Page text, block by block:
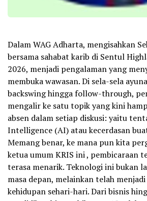
Dalam WAG Adharta, mengisahkan
bersama sahabat karib di Sentul
2026, menjadi pengalaman yang
membuka wawasan. Di sela-sela
backswing hingga follow-through,
mengalir ke satu topik yang kini
absen dalam setiap diskusi: yaitu
Intelligence (AI) atau kecerdasan
Memang benar, ke mana pun kita
ketua umum KRIS ini , pembicaraan
terasa menarik. Teknologi ini bukan
masa depan, melainkan telah
kehidupan sehari-hari. Dari bisnis